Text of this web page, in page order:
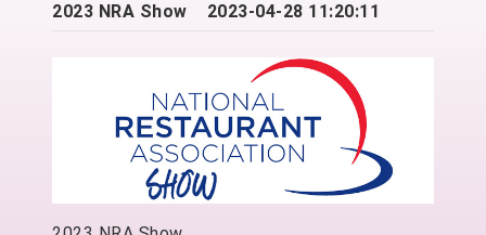
2023 NRA Show 2023-04-28 11:20:11